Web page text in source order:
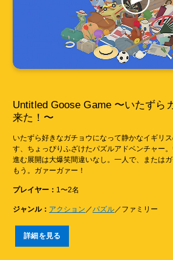
Untitled Goose Game 〜いたずら
来た！〜
いたずら好きなガチョウになって静かなイギリ
す、ちょっぴりふざけたパズルアドベンチャー
進む展開は大爆笑間違いなし。一人で、または
もう。ガァーガァー！
プレイヤー： 1〜2名
ジャンル： アクション ／パズル／ファミリー
詳細を見る